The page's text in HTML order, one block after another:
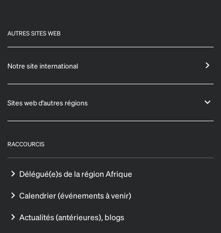
AUTRES SITES WEB
Notre site international
Sites web d'autres régions
RACCOURCIS
Délégué(e)s de la région Afrique
Calendrier (événements à venir)
Actualités (antérieures), blogs